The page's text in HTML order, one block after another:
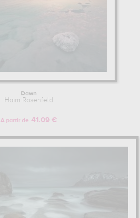
Dawn
Haim Rosenfeld
A partir de 41.09 €